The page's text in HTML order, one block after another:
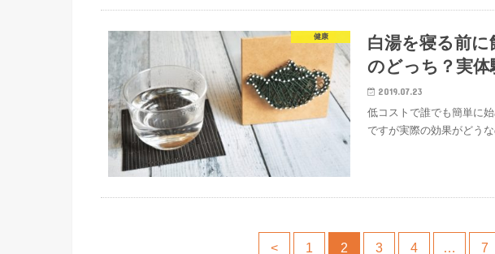
健康
白湯を寝る前
のどっち？実体
2019.07.23
低コストで誰でも簡単に
ですが実際の効果がどう
< 1 2 3 4 … 7